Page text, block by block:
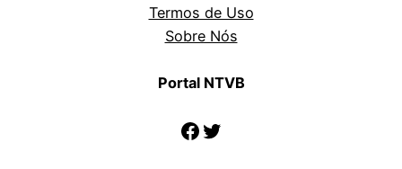
Termos de Uso
Sobre Nós
Portal NTVB
Facebook
Twitter